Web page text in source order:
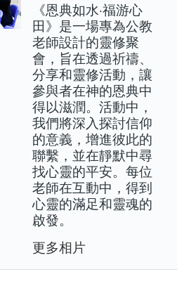
《恩典如水·福游心
田》是一場專為公教
老師設計的靈修聚
會，旨在透過祈禱、
分享和靈修活動，讓
參與者在神的恩典中
得以滋潤。活動中，
我們將深入探討信仰
的意義，增進彼此的
聯繫，並在靜默中尋
找心靈的平安。每位
老師在互動中，得到
心靈的滿足和靈魂的
啟發。
更多相片